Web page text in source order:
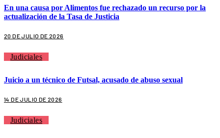
En una causa por Alimentos fue rechazado un recurso por la
actualización de la Tasa de Justicia
20 DE JULIO DE 2026
Judiciales
Juicio a un técnico de Futsal, acusado de abuso sexual
14 DE JULIO DE 2026
Judiciales